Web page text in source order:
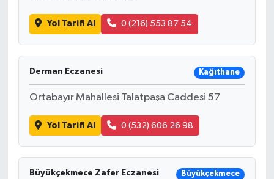
Yol Tarifi Al 0 (216) 553 87 54
Derman Eczanesi Kağıthane
Ortabayır Mahallesi Talatpaşa Caddesi 57
Yol Tarifi Al 0 (532) 606 26 98
Büyükçekmece Zafer Eczanesi Büyükçekmece